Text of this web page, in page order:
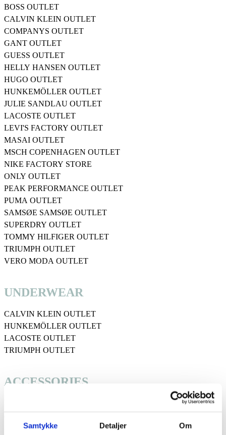
Samtykke Detaljer Om
BOSS OUTLET
CALVIN KLEIN OUTLET
COMPANYS OUTLET
GANT OUTLET
GUESS OUTLET
HELLY HANSEN OUTLET
HUGO OUTLET
HUNKEMÖLLER OUTLET
JULIE SANDLAU OUTLET
LACOSTE OUTLET
LEVI'S FACTORY OUTLET
MASAI OUTLET
MSCH COPENHAGEN OUTLET
NIKE FACTORY STORE
ONLY OUTLET
PEAK PERFORMANCE OUTLET
PUMA OUTLET
SAMSØE SAMSØE OUTLET
SUPERDRY OUTLET
TOMMY HILFIGER OUTLET
TRIUMPH OUTLET
VERO MODA OUTLET
UNDERWEAR
CALVIN KLEIN OUTLET
HUNKEMÖLLER OUTLET
LACOSTE OUTLET
TRIUMPH OUTLET
ACCESSORIES
JULIE SANDLAU OUTLET
LACOSTE OUTLET